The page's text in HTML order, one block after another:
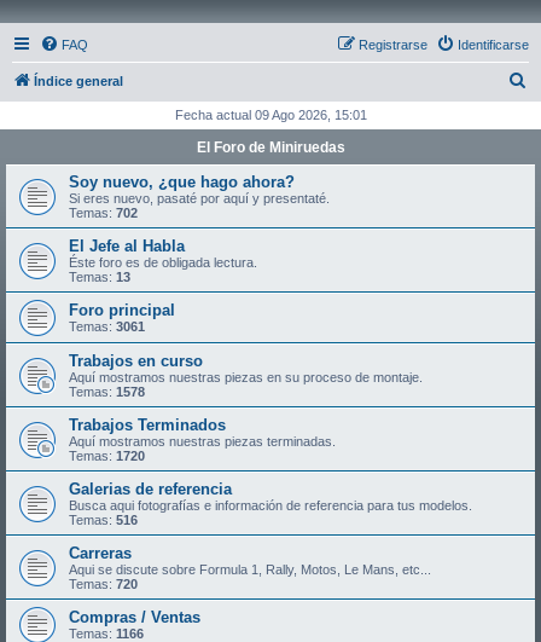
FAQ Identificarse
Registrarse
Índice general
c
r
Fecha actual 09 Ago 2026, 15:01
El Foro de Miniruedas
Soy nuevo, ¿que hago ahora?
Si eres nuevo, pasaté por aquí y presentaté.
Temas: 702
El Jefe al Habla
Éste foro es de obligada lectura.
Temas: 13
Foro principal
Temas: 3061
Trabajos en curso
Aquí mostramos nuestras piezas en su proceso de montaje.
Temas: 1578
Trabajos Terminados
Aquí mostramos nuestras piezas terminadas.
Temas: 1720
Galerias de referencia
Busca aqui fotografías e información de referencia para tus modelos.
Temas: 516
Carreras
Aqui se discute sobre Formula 1, Rally, Motos, Le Mans, etc...
Temas: 720
Compras / Ventas
Temas: 1166